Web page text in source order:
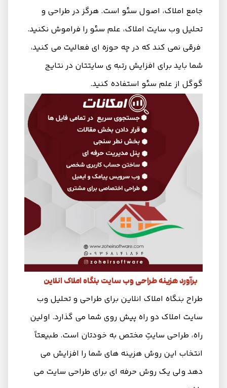
جامع املاک، اصول سئو است. هرگز در طراحی و
تحلیل وب سایت املاک، علم سئو را فراموش نکنید.
فرقی نمی کند که در چه حوزه ای فعالیت می کنید،
شما باید برای افزایش رتبه ی سایتتان در نتایج
گوگل از علم سئو استفاده کنید.
برآورد هزینه طراحی وب سایت بنگاه املاک انلاین
طراح بنگاه املاک انلاین برای طراحی و تحلیل وب
سایت املاک دو راه پیش روی شما می گذارد. اولین
راه، طراحی سایتِ مختص به خودتان است. طبیعتاً
انتخاب این روش هزینه های شما را افزایش می
دهد ولی یک روش حرفه ای برای طراحی سایت می